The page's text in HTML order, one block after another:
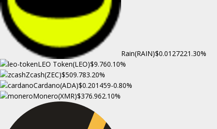
Rain(RAIN)$0.0127221.30%
LEO Token(LEO)$9.760.10%
Zcash(ZEC)$509.783.20%
Cardano(ADA)$0.201459-0.80%
Monero(XMR)$376.962.10%